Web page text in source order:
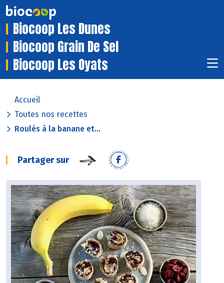
Biocoop Les Dunes
Biocoop Grain De Sel
Biocoop Les Oyats
Accueil
Toutes nos recettes
Roulés à la banane et...
Partager sur